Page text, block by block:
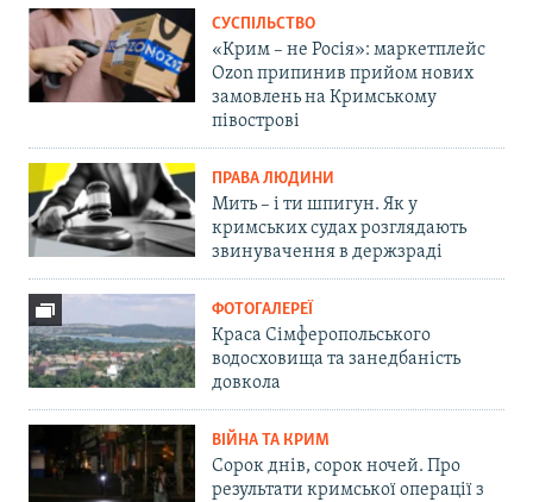
СУСПІЛЬСТВО
«Крим – не Росія»: маркетплейс
Ozon припинив прийом нових
замовлень на Кримському
півострові
ПРАВА ЛЮДИНИ
Мить – і ти шпигун. Як у
кримських судах розглядають
звинувачення в держзраді
ФОТОГАЛЕРЕЇ
Краса Сімферопольського
водосховища та занедбаність
довкола
ВІЙНА ТА КРИМ
Сорок днів, сорок ночей. Про
результати кримської операції з